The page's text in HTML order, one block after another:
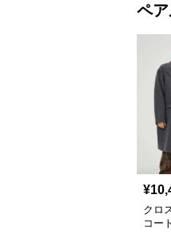
ペ
¥
クロ
コー